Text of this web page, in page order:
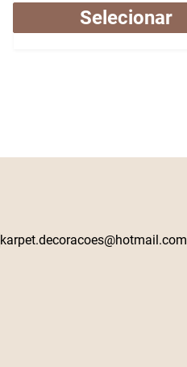
Selecionar
karpet.decoracoes@hotmail.com